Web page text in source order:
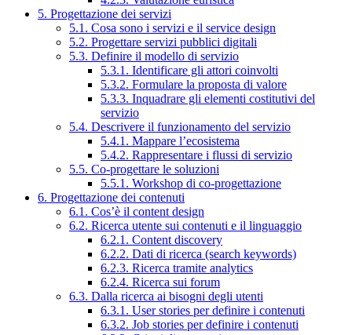
5. Progettazione dei servizi
5.1. Cosa sono i servizi e il service design
5.2. Progettare servizi pubblici digitali
5.3. Definire il modello di servizio
5.3.1. Identificare gli attori coinvolti
5.3.2. Formulare la proposta di valore
5.3.3. Inquadrare gli elementi costitutivi del
servizio
5.4. Descrivere il funzionamento del servizio
5.4.1. Mappare l’ecosistema
5.4.2. Rappresentare i flussi di servizio
5.5. Co-progettare le soluzioni
5.5.1. Workshop di co-progettazione
6. Progettazione dei contenuti
6.1. Cos’è il content design
6.2. Ricerca utente sui contenuti e il linguaggio
6.2.1. Content discovery
6.2.2. Dati di ricerca (search keywords)
6.2.3. Ricerca tramite analytics
6.2.4. Ricerca sui forum
6.3. Dalla ricerca ai bisogni degli utenti
6.3.1. User stories per definire i contenuti
6.3.2. Job stories per definire i contenuti